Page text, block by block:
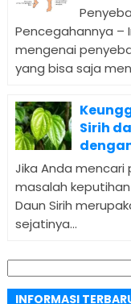
Pencegahannya –
mengenai
yang bisa saja
Sirih
Jika Anda
masalah
Daun Sirih
sejatinya...
Cari
untuk:
INFORMASI